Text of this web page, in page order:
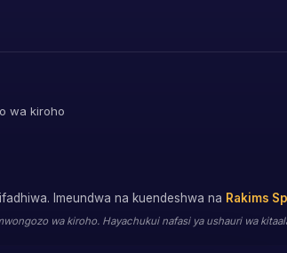
wa kiroho
Imeundwa na kuendeshwa na Rakims
wa kiroho. Hayachukui nafasi ya ushauri wa